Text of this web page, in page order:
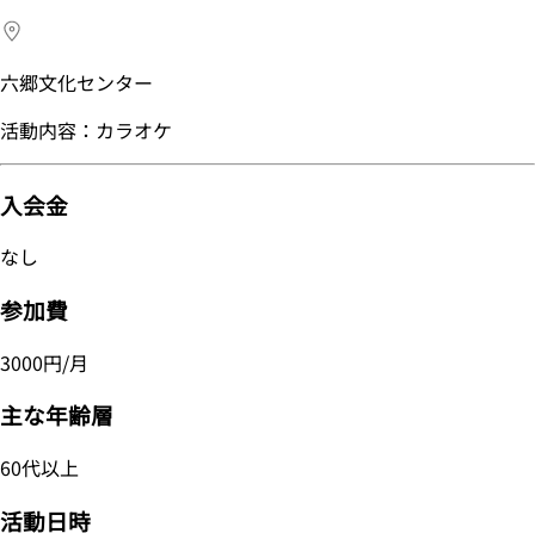
六郷文化センター
活動内容：カラオケ
入会金
なし
参加費
3000円/月
主な年齢層
60代以上
活動日時